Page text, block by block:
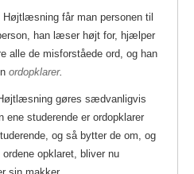
får man personen til
han læser højt for, hjælper
alle de misforståede ord, og han
ordopklarer.
gøres sædvanligvis
studerende er ordopklarer
og så bytter de om, og
opklaret, bliver nu